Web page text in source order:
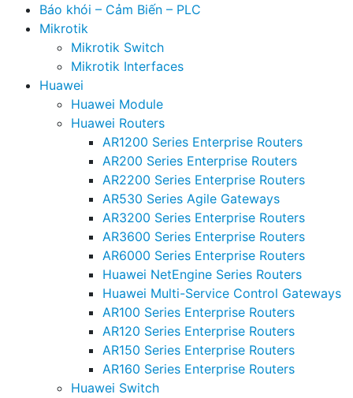
Báo khói – Cảm Biến – PLC
Mikrotik
Mikrotik Switch
Mikrotik Interfaces
Huawei
Huawei Module
Huawei Routers
AR1200 Series Enterprise Routers
AR200 Series Enterprise Routers
AR2200 Series Enterprise Routers
AR530 Series Agile Gateways
AR3200 Series Enterprise Routers
AR3600 Series Enterprise Routers
AR6000 Series Enterprise Routers
Huawei NetEngine Series Routers
Huawei Multi-Service Control Gateways
AR100 Series Enterprise Routers
AR120 Series Enterprise Routers
AR150 Series Enterprise Routers
AR160 Series Enterprise Routers
Huawei Switch